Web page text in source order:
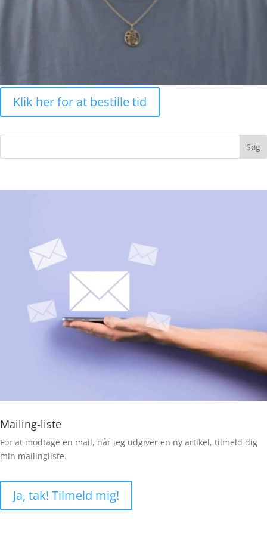
Klik her for at bestille tid
Søg
Mailing-liste
For at modtage en mail, når jeg udgiver en ny artikel, tilmeld dig
min mailingliste.
Ja, tak! Tilmeld mig!